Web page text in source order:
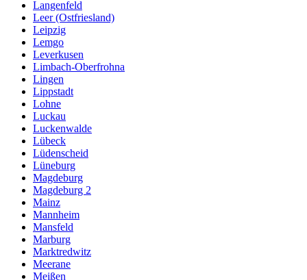
Langenfeld
Leer (Ostfriesland)
Leipzig
Lemgo
Leverkusen
Limbach-Oberfrohna
Lingen
Lippstadt
Lohne
Luckau
Luckenwalde
Lübeck
Lüdenscheid
Lüneburg
Magdeburg
Magdeburg 2
Mainz
Mannheim
Mansfeld
Marburg
Marktredwitz
Meerane
Meißen